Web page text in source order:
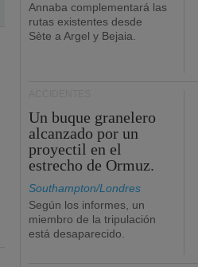
Annaba complementará las
rutas existentes desde
Sète a Argel y Bejaia.
Un buque granelero
alcanzado por un
proyectil en el
estrecho de Ormuz.
Southampton/Londres
Según los informes, un
miembro de la tripulación
está desaparecido.